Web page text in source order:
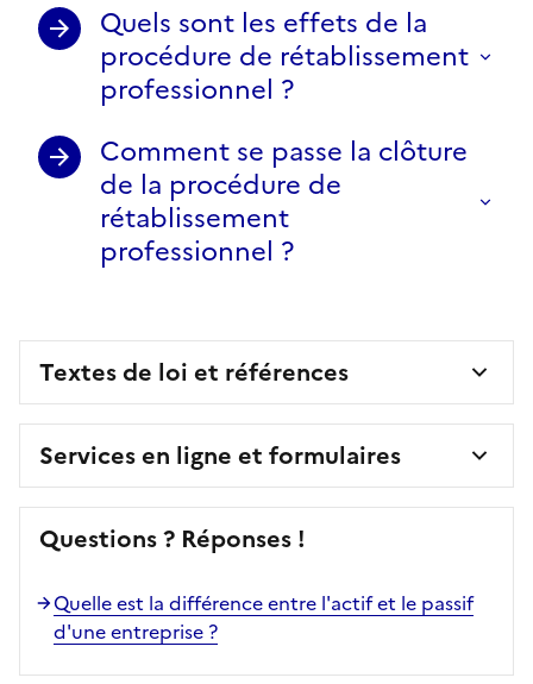
Quels sont les effets de la
procédure de rétablissement
professionnel ?
Comment se passe la clôture
de la procédure de
rétablissement
professionnel ?
Textes de loi et références
Services en ligne et formulaires
Questions ? Réponses !
Quelle est la différence entre l'actif et le passif
d'une entreprise ?